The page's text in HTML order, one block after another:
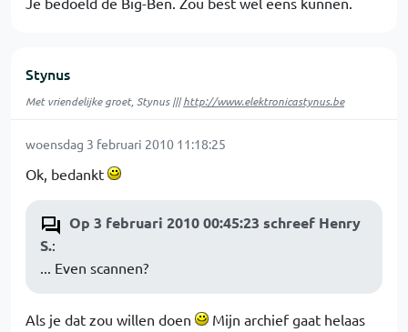
Stynus
Met vriendelijke groet, Stynus |||http://www.elektronicastynus.be
woensdag 3 februari 2010 11:18:25
Ok, bedankt
Op 3 februari 2010 00:45:23 schreef Henry
S.:
... Even scannen?
Als je dat zou willen doen
Mijn archief gaat helaas